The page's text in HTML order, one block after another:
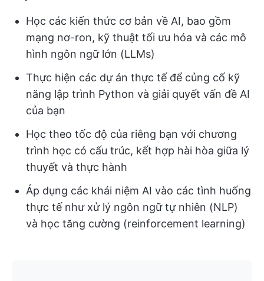
Học các kiến thức cơ bản về AI, bao gồm
mạng nơ-ron, kỹ thuật tối ưu hóa và các mô
hình ngôn ngữ lớn (LLMs)
Thực hiện các dự án thực tế để củng cố kỹ
năng lập trình Python và giải quyết vấn đề AI
của bạn
Học theo tốc độ của riêng bạn với chương
trình học có cấu trúc, kết hợp hài hòa giữa lý
thuyết và thực hành
Áp dụng các khái niệm AI vào các tình huống
thực tế như xử lý ngôn ngữ tự nhiên (NLP)
và học tăng cường (reinforcement learning)